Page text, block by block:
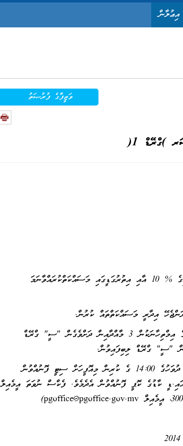
ވަޒީފާގެ ފުރުޞަތު
1(
މިމަޤާމަށް ލީގަލް ސަޕޯޓް އެލަވަންސްގެ ގޮތުގައި މުސާރައިގެ % 10 އާއި އިތުރުގަޑީގައި މަސައްކަތްކުރައްވާނަމަ
އިދާރީ މަސައްކަތްތައް ކުރުން.
ލަންޑަން ޖީ.ސީ.އީ. އޭ ލެވެލް ނުވަތަ އެފެންވަރުގެ އިމްތިހާނަކުން 3 މާއްދާއިން ދަށްވެގެން "ސީ" ގްރޭޑް
"ސީ" ގްރޭޑް ލިބިފައިވުން.
ވީމާ، މި މަޤާމަށް އެދިވަޑައިގަންނަވާ ފަރާތްތަކުން 09 އޮކްޓޫބަރު 2014 ވަނަ ދުވަހުގެ 14:00 ގެ ކުރިން މިއޮފީހަށް ސިޓީ ފޮނުއްވުން
ކާޑުގެ ކޮޕީ ފޮނުއްވުން އެދެމެވެ. ފެކްސް ނުވަތަ އީމެއިލް
pgoffice@pgoffice.gov.mv
)